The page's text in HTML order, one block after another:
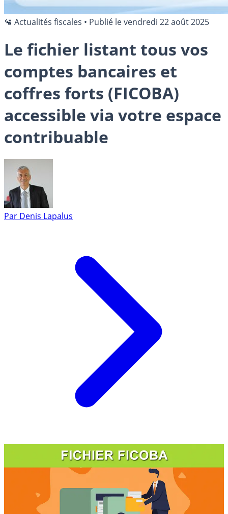
🛂 Actualités fiscales • Publié levendredi 22 août 2025
Le fichier listant tous vos
comptes bancaires et
coffres forts (FICOBA)
accessible via votre espace
contribuable
Par Denis Lapalus